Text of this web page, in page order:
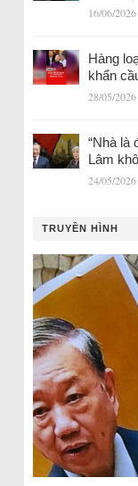
16/06/2026
Hàng
khẩn
28/05/2026
“Nhà là
Lâm
24/05/2026
TRUYỀN HÌNH